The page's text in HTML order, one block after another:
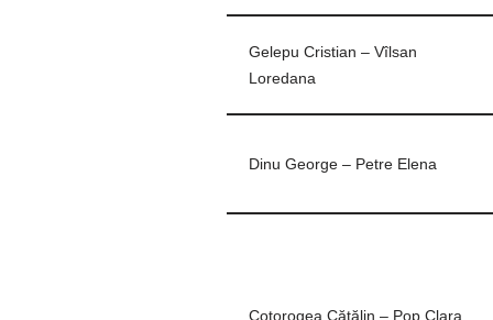
Gelepu Cristian – Vîlsan
Loredana
Dinu George – Petre Elena
Cotorogea Cătălin – Pop Clara